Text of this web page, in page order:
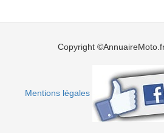
Copyright
Mentions légales